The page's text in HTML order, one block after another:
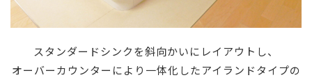
スタンダードシンクを斜向かいにレイアウトし、
オーバーカウンターにより一体化したアイランドタイプの